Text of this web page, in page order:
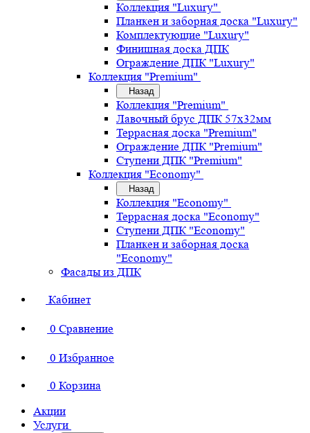
Коллекция "Luxury"
Планкен и заборная доска "Luxury"
Комплектующие "Luxury"
Финишная доска ДПК
Ограждение ДПК "Luxury"
Коллекция "Premium"
Назад
Коллекция "Premium"
Лавочный брус ДПК 57х32мм
Террасная доска "Premium"
Ограждение ДПК "Premium"
Ступени ДПК "Premium"
Коллекция "Economy"
Назад
Коллекция "Economy"
Террасная доска "Economy"
Ступени ДПК "Economy"
Планкен и заборная доска
"Economy"
Фасады из ДПК
Кабинет
0 Сравнение
0 Избранное
0 Корзина
Акции
Услуги